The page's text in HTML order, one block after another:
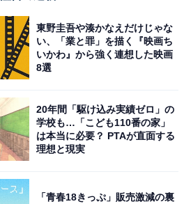
東野圭吾や湊かなえだけじゃな
い、「業と罪」を描く『映画ち
いかわ』から強く連想した映画
8選
20年間「駆け込み実績ゼロ」の
学校も…「こども110番の家」
は本当に必要？ PTAが直面する
理想と現実
「青春18きっぷ」販売激減の裏